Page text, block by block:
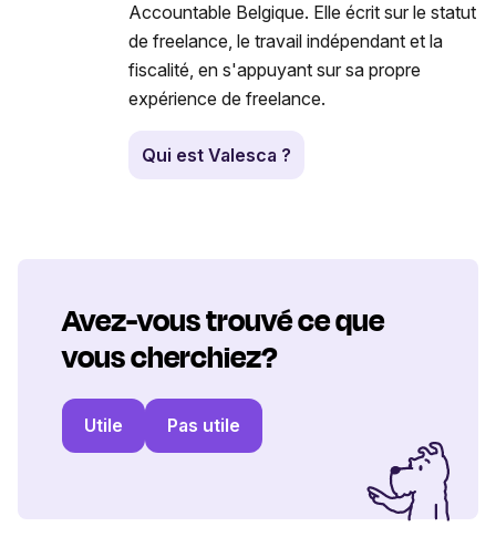
Accountable Belgique. Elle écrit sur le statut
de freelance, le travail indépendant et la
fiscalité, en s'appuyant sur sa propre
expérience de freelance.
Qui est Valesca ?
Avez-vous trouvé ce que
vous cherchiez?
Utile Pas utile